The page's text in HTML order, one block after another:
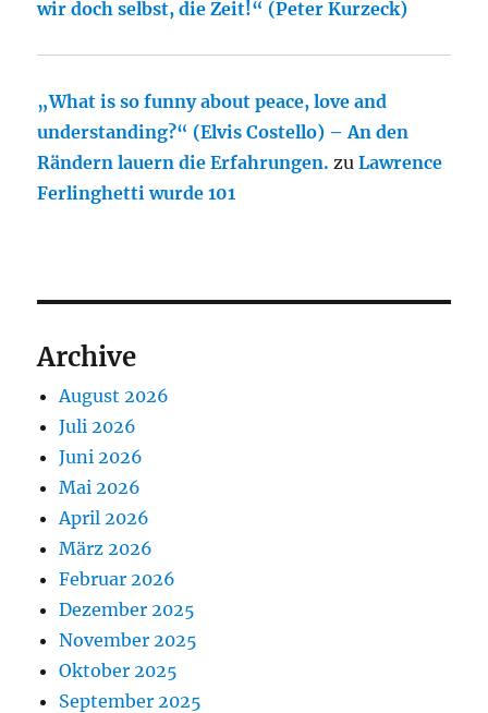
wir doch selbst, die Zeit!“ (Peter Kurzeck)
„What is so funny about peace, love and
understanding?“ (Elvis Costello) – An den
Rändern lauern die Erfahrungen. zuLawrence
Ferlinghetti wurde 101
Archive
August 2026
Juli 2026
Juni 2026
Mai 2026
April 2026
März 2026
Februar 2026
Dezember 2025
November 2025
Oktober 2025
September 2025